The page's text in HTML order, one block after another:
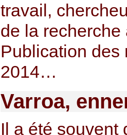
travail,
de la
Publication des
2014…
Varroa,
Il a été souvent